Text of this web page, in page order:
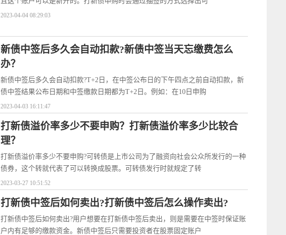
2023-04-04 08:29:03
新债中签后多久会自动扣款?新债中签当天忘缴费怎么
办？
新债中签后多久会自动扣款?T+2日，在中签公布日的下午四点之前自动扣款，新
债中签结果公布日期和中签缴款日期都为T+2日。例如：在10日申购
2023-04-03 16:11:47
打新债溢价率多少不要申购？打新债溢价率多少比较合
理？
打新债溢价率多少不要申购?可转债是上市公司为了融资向社会公众所发行的一种
债券，这个转就代表了可以转换成股票。可转债发行时就规定了转
2023-03-27 10:51:52
打新债中签后如何卖出?打新债中签后怎么操作卖出?
打新债中签后如何卖出?用户想要在打新债中签后卖出，则是需要在中签时保证账
户内有足够的缴款资金。新债中签后只需要投资者在股票固定账户